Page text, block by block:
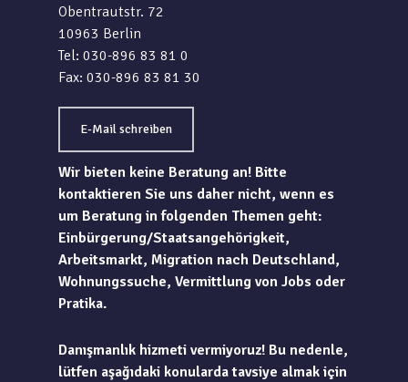
Obentrautstr. 72
10963 Berlin
Tel: 030-896 83 81 0
Fax: 030-896 83 81 30
E-Mail schreiben
Wir bieten keine Beratung an! Bitte
kontaktieren Sie uns daher nicht, wenn es
um Beratung in folgenden Themen geht:
Einbürgerung/Staatsangehörigkeit,
Arbeitsmarkt, Migration nach Deutschland,
Wohnungssuche, Vermittlung von Jobs oder
Pratika.
Danışmanlık hizmeti vermiyoruz! Bu nedenle,
lütfen aşağıdaki konularda tavsiye almak için